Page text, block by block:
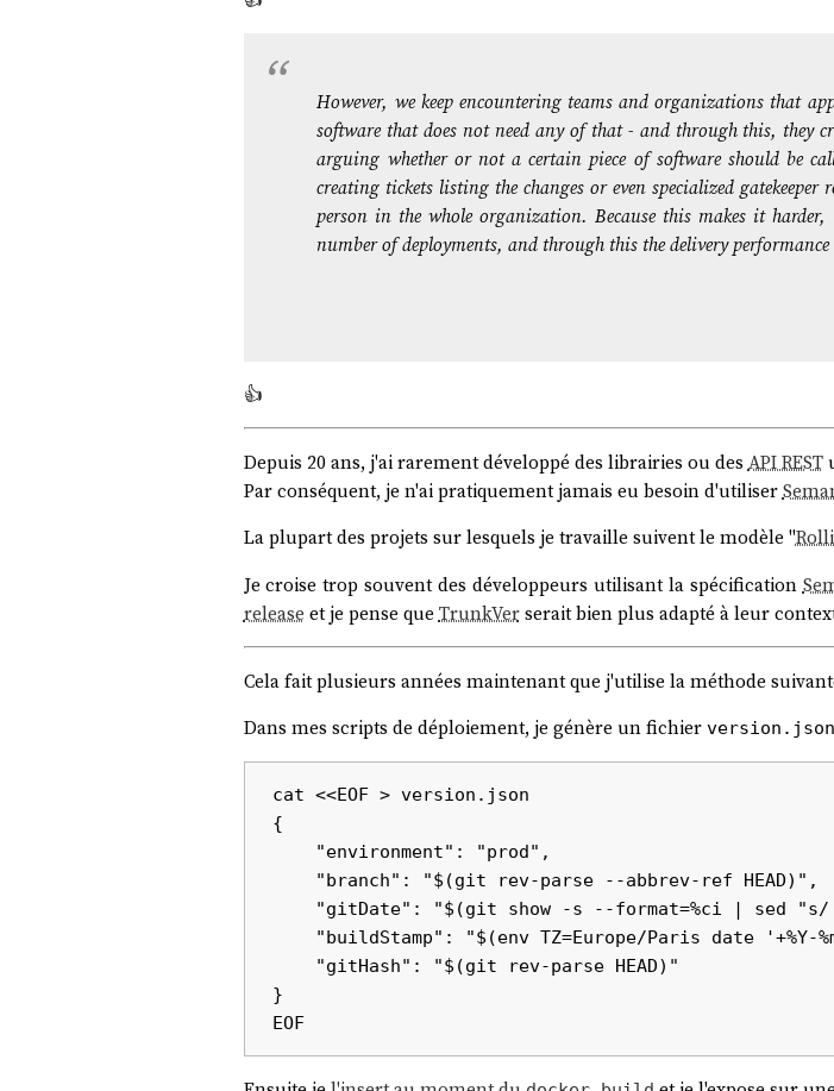
However, we keep encountering teams and organizations that
software that does not need any of that - and through this, they
arguing whether or not a certain piece of software should be
creating tickets listing the changes or even specialized gatekeeper
person in the whole organization. Because this makes it
number of deployments, and through this the delivery
👍️
Depuis 20 ans, j'ai rarement développé des librairies ou des API REST
Par conséquent, je n'ai pratiquement jamais eu besoin d'utiliser
La plupart des projets sur lesquels je travaille suivent le modèle "
Je croise trop souvent des développeurs utilisant la spécification
release et je pense que TrunkVerserait bien plus adapté à leur
Cela fait plusieurs années maintenant que j'utilise la méthode
Dans mes scripts de déploiement, je génère un fichier version.json
cat <<EOF > version.json
{
}
EOF